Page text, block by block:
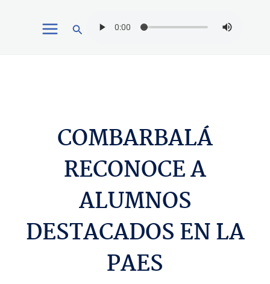
Buscar
COMBARBALÁ
RECONOCE A
ALUMNOS
DESTACADOS EN LA
PAES